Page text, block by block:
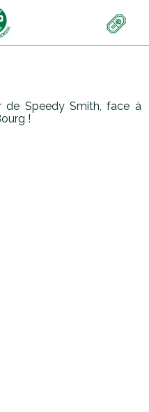
de Speedy Smith, face à
!